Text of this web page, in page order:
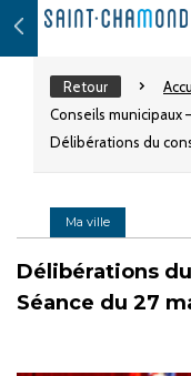
Retour
Conseils municipaux
Délibérations du
Ma ville
Délibérations
Séance du 27